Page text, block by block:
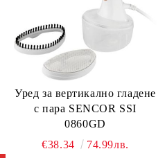
Уред за вертикално гладене
с пара SENCOR SSI
0860GD
€38.34
74.99лв.